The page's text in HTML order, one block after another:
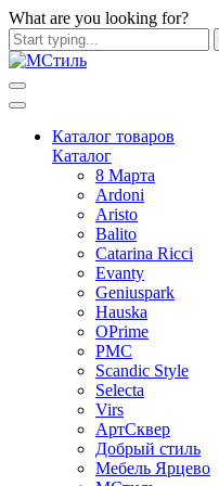
What are you looking for?
Каталог товаров
Каталог
8 Марта
Ardoni
Aristo
Balito
Catarina Ricci
Evanty
Geniuspark
Hauska
OPrime
PMC
Scandic Style
Selecta
Virs
АртСквер
Добрый стиль
Мебель Ярцево